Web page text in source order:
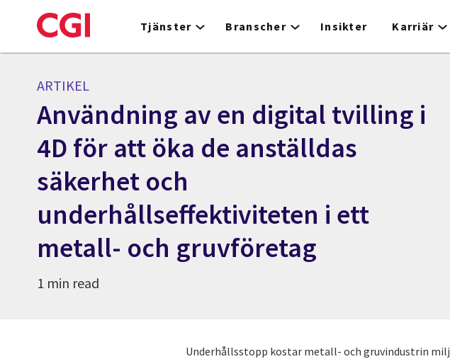
to
Tjänster Branscher Insikter Karriär
ARTIKEL
Användning av en digital tvilling i
4D för att öka de anställdas
säkerhet och
underhållseffektiviteten i ett
metall- och gruvföretag
1 min read
Underhållsstopp kostar metall- och gruvindustrin